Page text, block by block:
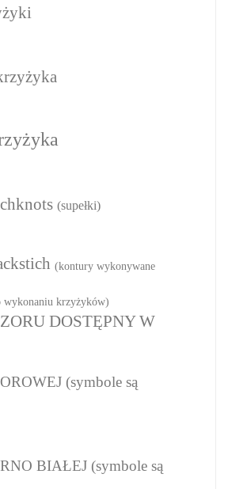
(supełki)
(kontury wykonywane
wykonaniu krzyżyków)
DOSTĘPNY W
(symbole są
BIAŁEJ (symbole są